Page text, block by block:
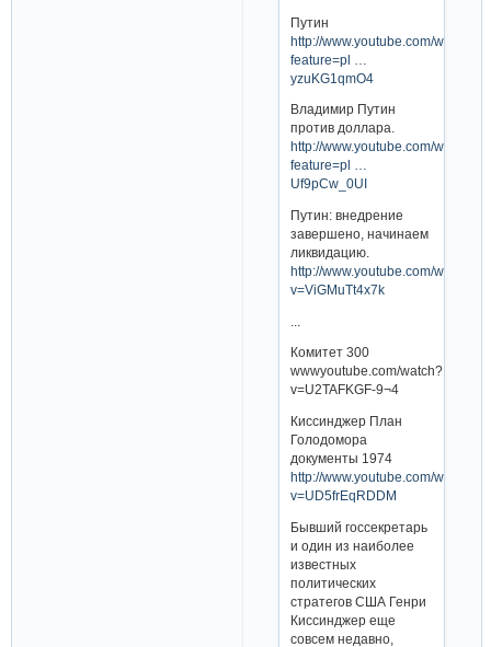
Путин
http://www.youtube.com/watch?
feature=pl …
yzuKG1qmO4
Владимир Путин
против доллара.
http://www.youtube.com/watch?
feature=pl …
Uf9pCw_0UI
Путин: внедрение
завершено, начинаем
ликвидацию.
http://www.youtube.com/watch?
v=ViGMuTt4x7k
Комитет 300
wwwyoutube.com/watch?
v=U2TAFKGF-9¬4
Киссинджер План
Голодомора
документы 1974
http://www.youtube.com/watch?
v=UD5frEqRDDM
Бывший госсекретарь
и один из наиболее
известных
политических
стратегов США Генри
Киссинджер еще
совсем недавно,